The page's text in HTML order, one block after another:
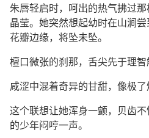
朱唇轻启时，呵出的热气拂过
晶莹。她突然想起幼时在山涧
花瓣边缘，将坠未坠。
檀口微张的刹那，舌尖先于理智
咸涩中混着奇异的甘甜，像极了
这个联想让她浑身一颤，贝齿
的少年闷哼一声。